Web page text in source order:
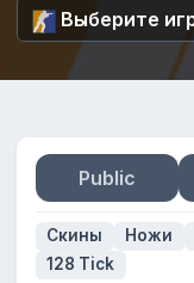
Public
Скины Ножи
128 Tick